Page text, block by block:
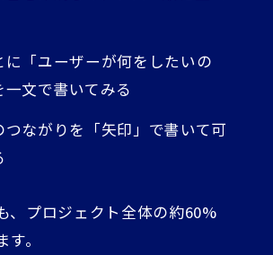
に「ユーザーが何をしたいの
一文で書いてみる
つながりを「矢印」で書いて可
、プロジェクト全体の約60%
。